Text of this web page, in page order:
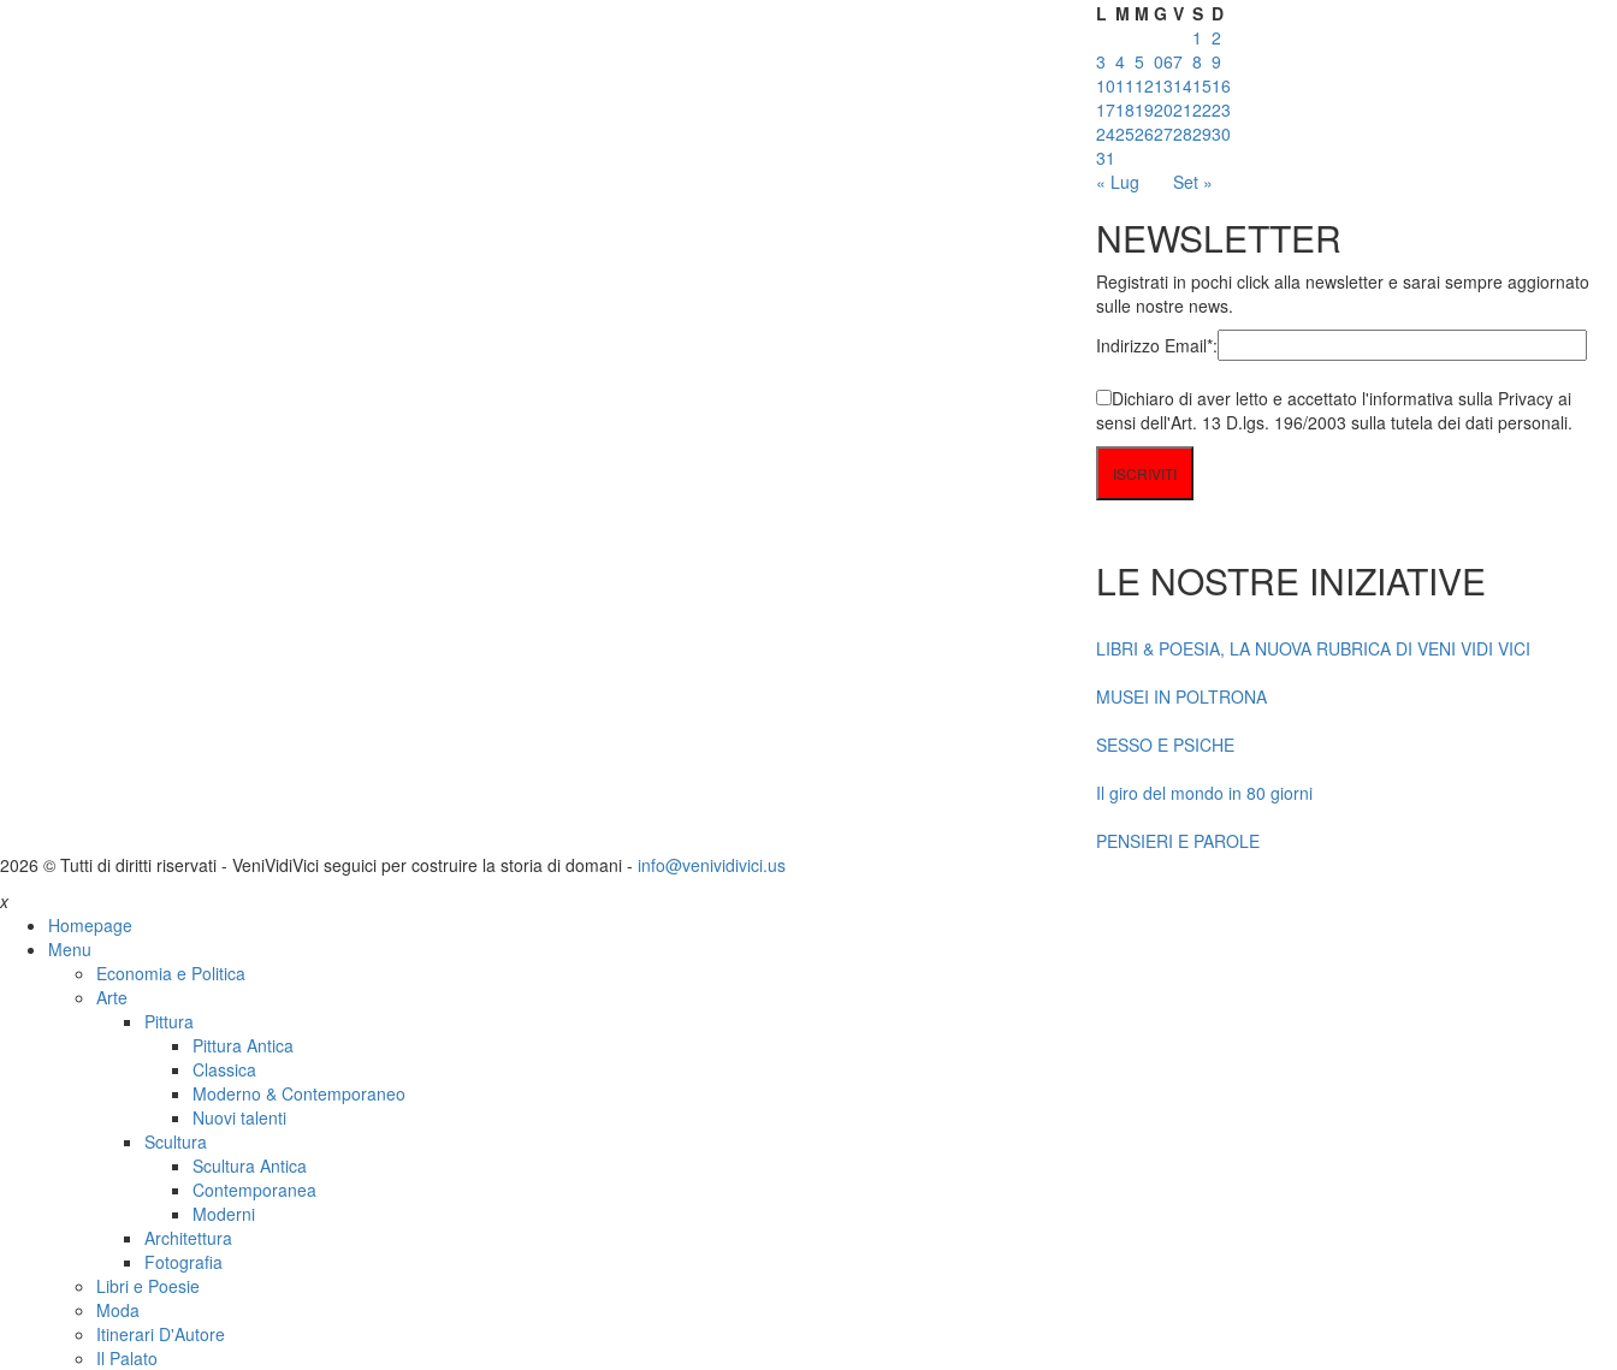
L M M G V S D
« Lug Set »
1 2
3 4 5 067 8 9
1011 1213141516
17181920212223
24252627282930
31
NEWSLETTER
Registrati in pochi click alla newsletter e sarai sempre aggiornato
sulle nostre news.
Indirizzo Email*:
Dichiaro di aver letto e accettato l'informativa sulla Privacy ai
sensi dell'Art. 13 D.lgs. 196/2003 sulla tutela dei dati personali.
LE NOSTRE INIZIATIVE
LIBRI & POESIA, LA NUOVA RUBRICA DI VENI VIDI VICI
MUSEI IN POLTRONA
SESSO E PSICHE
Il giro del mondo in 80 giorni
PENSIERI E PAROLE
2026 © Tutti di diritti riservati - VeniVidiVici seguici per costruire la storia di domani - info@venividivici.us
x
Homepage
Menu
Economia e Politica
Arte
Pittura
Pittura Antica
Classica
Moderno & Contemporaneo
Nuovi talenti
Scultura
Scultura Antica
Contemporanea
Moderni
Architettura
Fotografia
Libri e Poesie
Moda
Itinerari D'Autore
Il Palato